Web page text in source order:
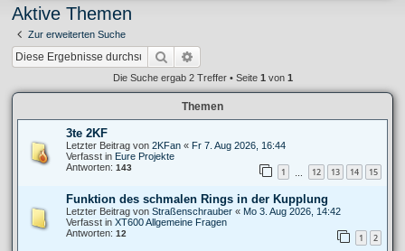
Aktive Themen
Zur erweiterten Suche
Suche
Die Suche ergab 2 Treffer • Seite 1 von 1
Themen
3te 2KF
Letzter Beitrag von 2KFan « Fr 7. Aug 2026, 16:44
Verfasst in Eure Projekte
Antworten: 143 1 12 13 14 15
Funktion des schmalen Rings in der Kupplung
Letzter Beitrag von Straßenschrauber « Mo 3. Aug 2026, 14:42
Verfasst in XT600 Allgemeine Fragen
Antworten: 12 1 2